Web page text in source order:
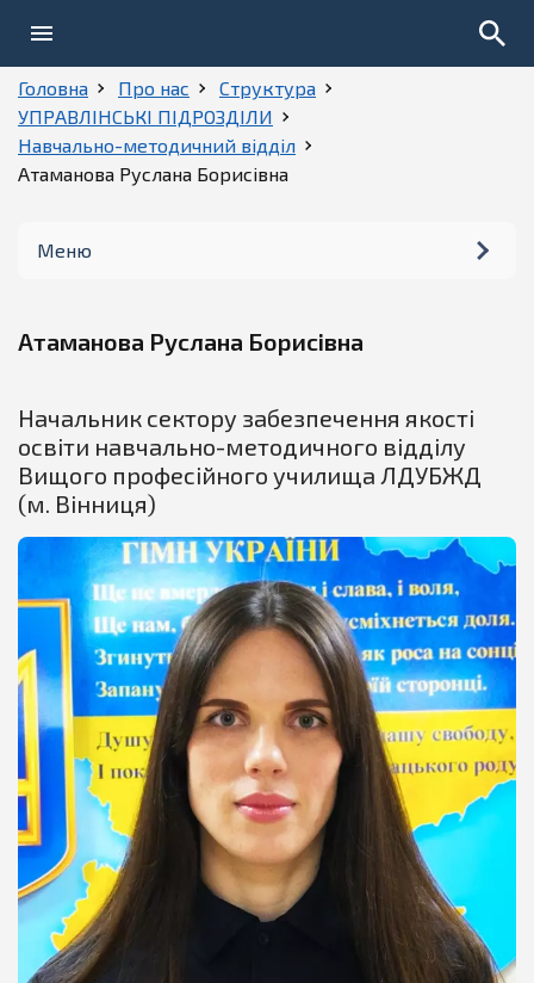
Головна Про нас
Структура
УПРАВЛІНСЬКІ ПІДРОЗДІЛИ
Навчально-методичний відділ
Атаманова Руслана Борисівна
Меню
Історія
Установчі документи
Телефони
Фотогалерея
НАЗАВЖДИ В СТРОЮ
Атаманова Руслана Борисівна
Начальник сектору забезпечення якості
освіти навчально-методичного відділу
Вищого професійного училища ЛДУБЖД
(м. Вінниця)